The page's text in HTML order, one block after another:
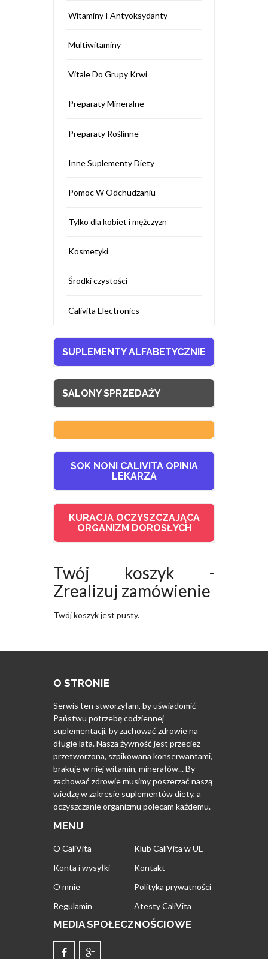
Witaminy I Antyoksydanty
Multiwitaminy
Vitale Do Grupy Krwi
Preparaty Mineralne
Preparaty Roślinne
Inne Suplementy Diety
Pomoc W Odchudzaniu
Tylko dla kobiet i mężczyzn
Kosmetyki
Środki czystości
Calivita Electronics
SUPLEMENTY ALFABETYCZNIE
SALONY SPRZEDAŻY
SOK NONI CALIVITA OPINIA
LEKARZA
KURACJA OCZYSZCZAJĄCA
ORGANIZM DOROSŁYCH
Twój koszyk -
Zrealizuj zamówienie
Twój koszyk jest pusty.
O STRONIE
Serwis ten stworzyłam, by uświadomić
Państwu potrzebę codziennej
suplementacji, by zachować zdrowie na
długie lata. Nasza żywność jest przecież
przetworzona, szpikowana konserwantami,
brakuje w niej witamin, minerałów... By
zachować zdrowie musimy poszerzać naszą
wiedzę w zakresie suplementów diety, a
oczyszczanie organizmu polecam każdemu.
MENU
O CaliVita
Klub CaliVita w UE
Konta i wysyłki
Kontakt
O mnie
Polityka prywatności
Regulamin
Atesty CaliVita
MEDIA SPOŁECZNOŚCIOWE